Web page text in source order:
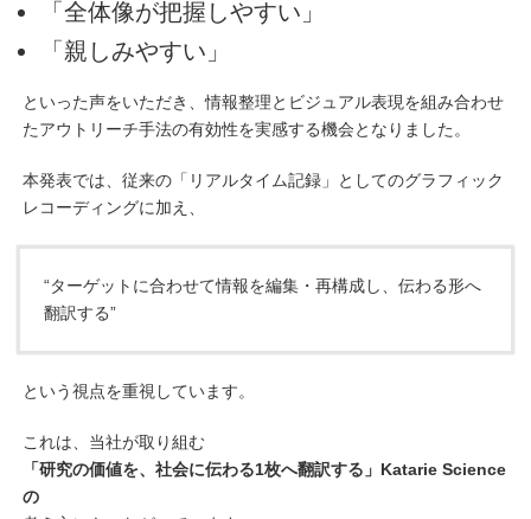
「全体像が把握しやすい」
「親しみやすい」
といった声をいただき、情報整理とビジュアル表現を組み合わせ
たアウトリーチ手法の有効性を実感する機会となりました。
本発表では、従来の「リアルタイム記録」としてのグラフィック
レコーディングに加え、
“ターゲットに合わせて情報を編集・再構成し、伝わる形へ
翻訳する”
という視点を重視しています。
これは、当社が取り組む
「研究の価値を、社会に伝わる1枚へ翻訳する」Katarie Science
の